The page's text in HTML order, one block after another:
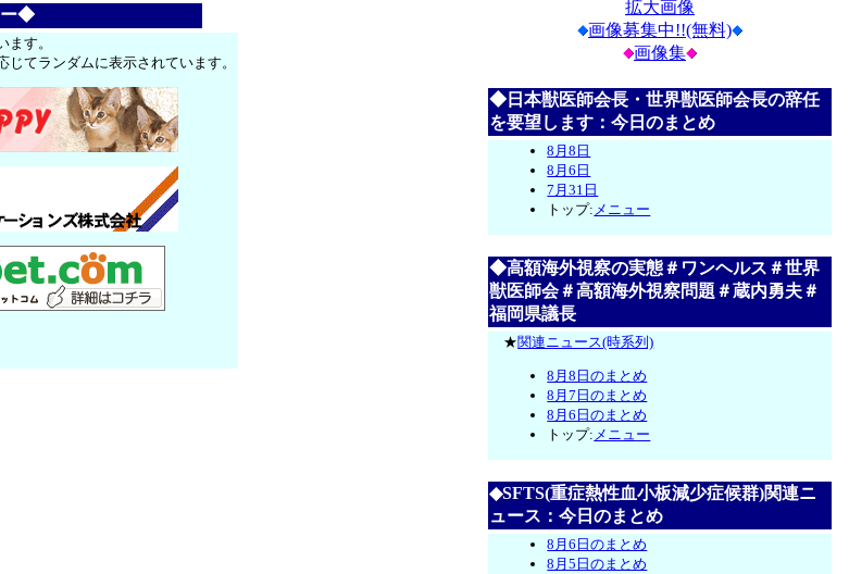
ー◆
す。
てランダムに表示されています。
拡大画像
画像募集中!!(無料)
画像集
◆日本獣医師会長・世界獣医師会長の辞任
を要望します：今日のまとめ
8月8日
8月6日
7月31日
トップ: メニュー
◆高額海外視察の実態＃ワンヘルス＃世界
獣医師会＃高額海外視察問題＃蔵内勇夫＃
福岡県議長
★関連ニュース(時系列)
8月8日のまとめ
8月7日のまとめ
8月6日のまとめ
トップ: メニュー
◆SFTS(重症熱性血小板減少症候群)関連ニ
ュース：今日のまとめ
8月6日のまとめ
8月5日のまとめ